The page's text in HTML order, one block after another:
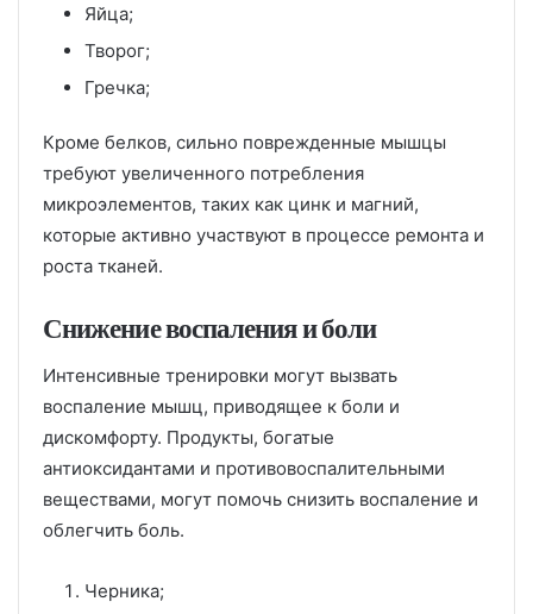
Яйца;
Творог;
Гречка;
Кроме белков, сильно поврежденные мышцы
требуют увеличенного потребления
микроэлементов, таких как цинк и магний,
которые активно участвуют в процессе ремонта и
роста тканей.
Снижение воспаления и боли
Интенсивные тренировки могут вызвать
воспаление мышц, приводящее к боли и
дискомфорту. Продукты, богатые
антиоксидантами и противовоспалительными
веществами, могут помочь снизить воспаление и
облегчить боль.
Черника;